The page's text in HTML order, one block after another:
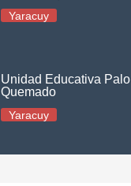
Yaracuy
Unidad Educativa Palo
Quemado
Yaracuy